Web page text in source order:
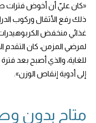
«كان عليّ أن أخوض فترات
ذلك رفع الأثقال وركوب
غذائي منخفض
لمرضي المزمن، كان التقدم
للغاية، والذي أصبح بعد
إلى أدوية إنقاص الوزن».
متاح بدون